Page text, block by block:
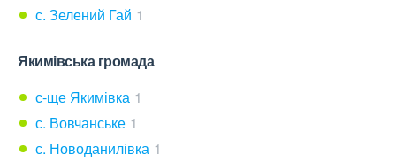
с. Зелений Гай 1
Якимівська громада
с-ще Якимівка 1
с. Вовчанське 1
с. Новоданилівка 1